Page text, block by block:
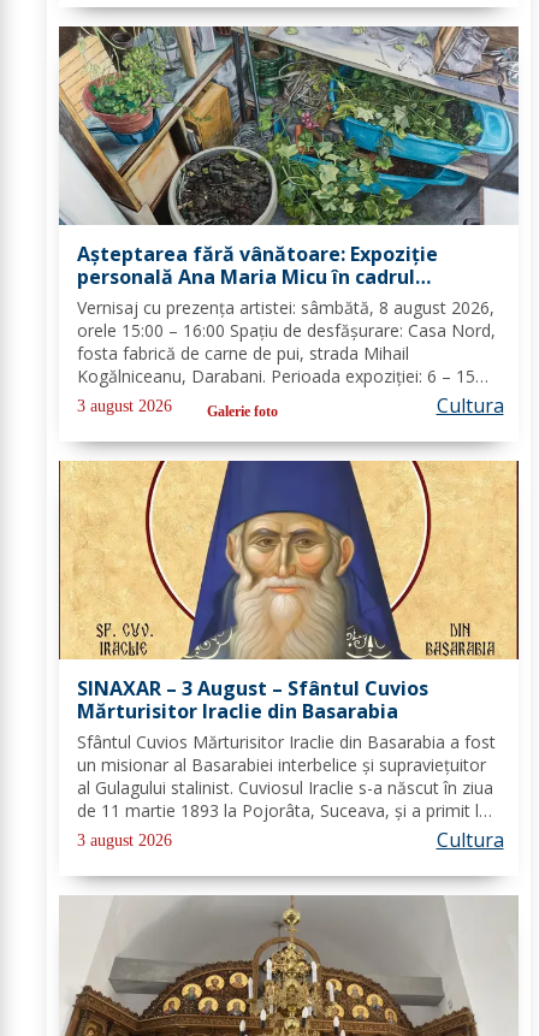
Așteptarea fără vânătoare: Expoziție
personală Ana Maria Micu în cadrul
festivalului Zilele Nordului 2026
Vernisaj cu prezența artistei: sâmbătă, 8 august 2026,
orele 15:00 – 16:00 Spațiu de desfășurare: Casa Nord,
fosta fabrică de carne de pui, strada Mihail
Kogălniceanu, Darabani. Perioada expoziției: 6 – 15
august 2026 Program de vizitare în timpul zilelor de
festival (6 – 9 august): zilnic, orele...
3 august 2026 Galerie foto Cultura
SINAXAR – 3 August – Sfântul Cuvios
Mărturisitor Iraclie din Basarabia
Sfântul Cuvios Mărturisitor Iraclie din Basarabia a fost
un misionar al Basarabiei interbelice și supraviețuitor
al Gulagului stalinist. Cuviosul Iraclie s-a născut în ziua
de 11 martie 1893 la Pojorâta, Suceava, și a primit la
botez numele de Ioan. În 1917, după ce a fost eliberat
din prizonierat,...
3 august 2026 Cultura